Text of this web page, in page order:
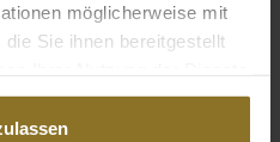
möglicherweise mit
Sie ihnen bereitgestellt
Gold